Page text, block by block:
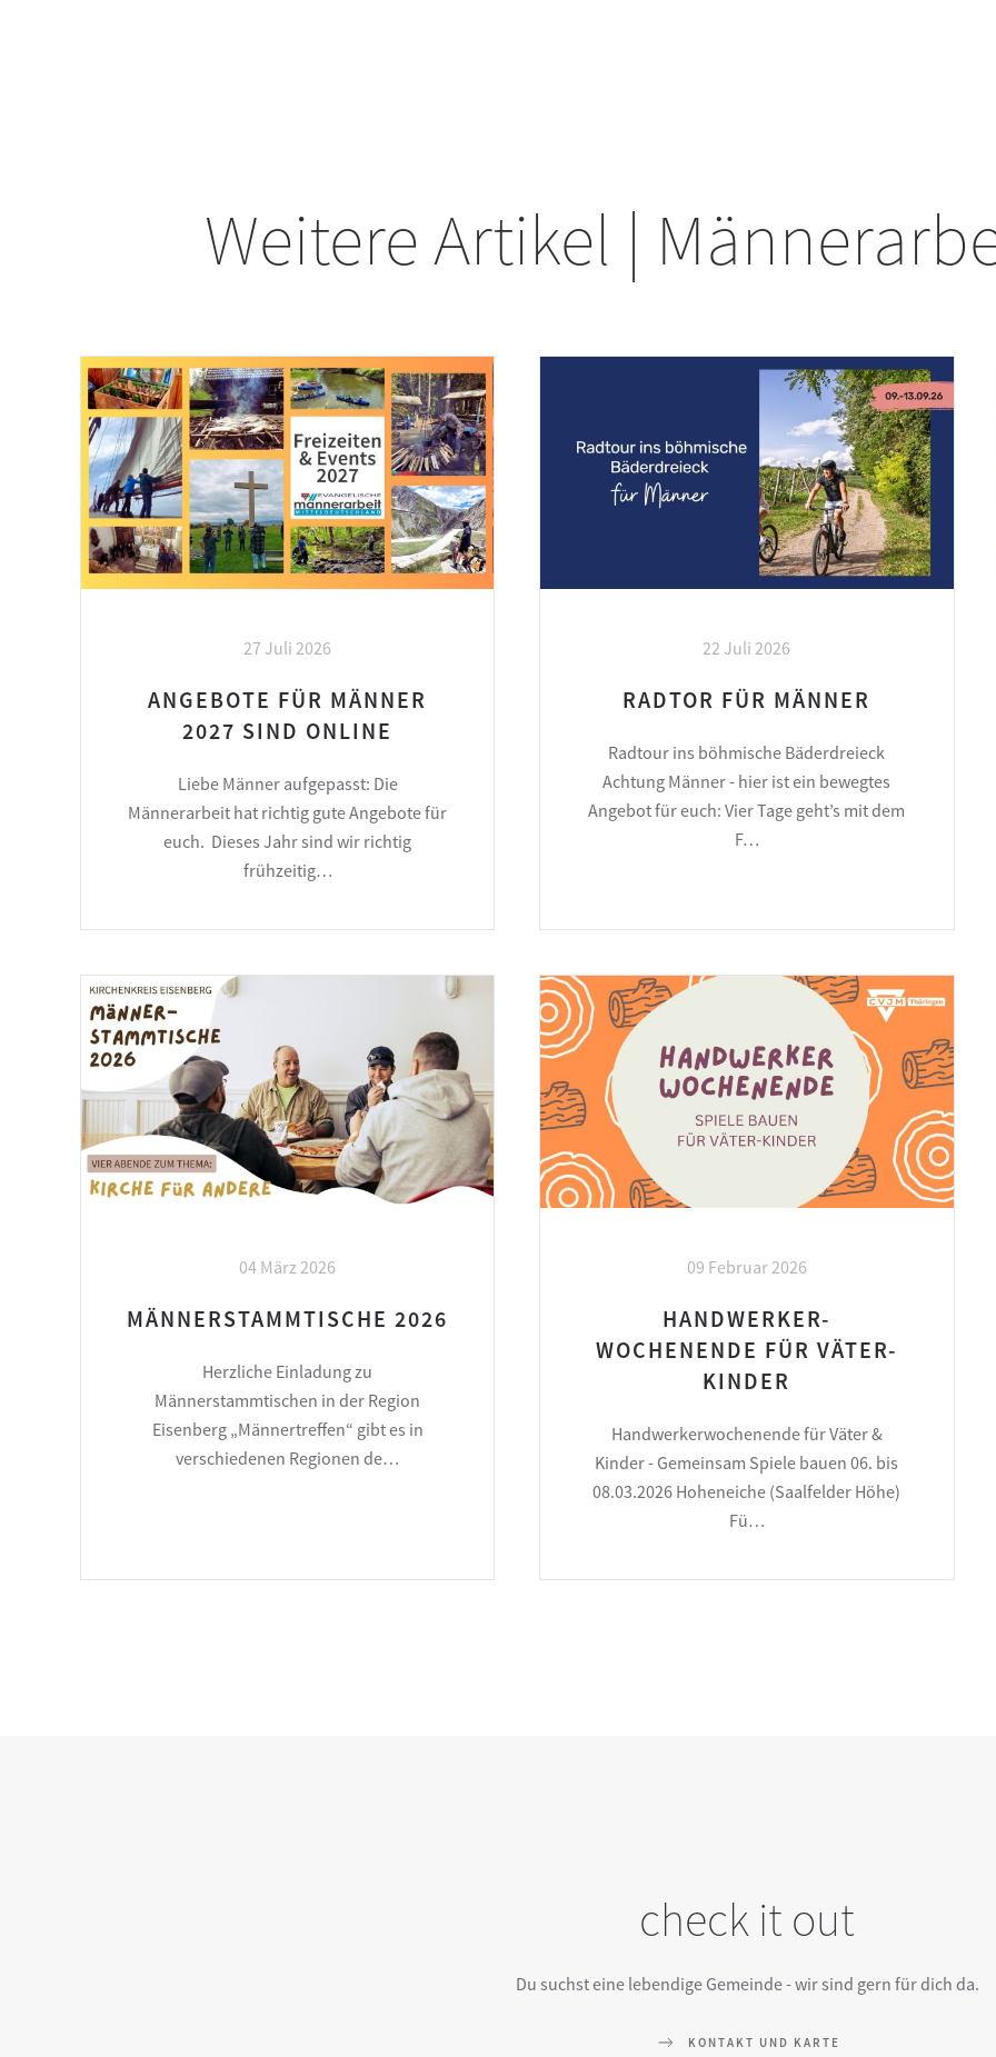
Weitere Artikel |
27 Juli 2026
ANGEBOTE FÜR MÄNNER
2027 SIND ONLINE
Liebe Männer aufgepasst: Die
Männerarbeit hat richtig gute Angebote für
euch. Dieses Jahr sind wir richtig
frühzeitig…
22 Juli 2026
RADTOR FÜR MÄNNER
Radtour ins böhmische Bäderdreieck
Achtung Männer - hier ist ein bewegtes
Angebot für euch: Vier Tage geht’s mit dem
F…
04 März 2026
MÄNNERSTAMMTISCHE 2026
Herzliche Einladung zu
Männerstammtischen in der Region
Eisenberg „Männertreffen“ gibt es in
verschiedenen Regionen de…
09 Februar 2026
HANDWERKER-
WOCHENENDE FÜR VÄTER-
KINDER
Handwerkerwochenende für Väter &
Kinder - Gemeinsam Spiele bauen 06. bis
08.03.2026 Hoheneiche (Saalfelder Höhe)
Fü…
check it out
Du suchst eine lebendige Gemeinde - wir sind gern für dich da.
KONTAKT UND KARTE